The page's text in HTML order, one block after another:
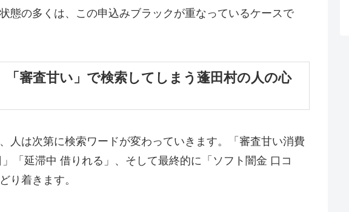
態の多くは、この申込みブラックが重なっているケースで
「審査甘い」で検索してしまう蓬田村の人の心
人は次第に検索ワードが変わっていきます。「審査甘い消費
「延滞中 借りれる」、そして最終的に「ソフト闇金 口コ
り着きます。